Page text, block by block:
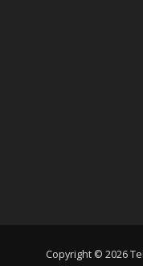
Copyright © 2026